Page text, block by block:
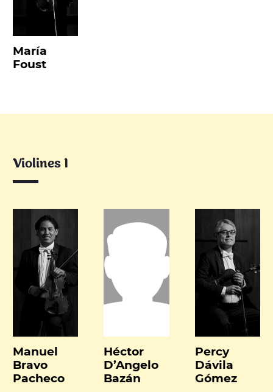
María
Foust
Violines I
Manuel
Bravo
Pacheco
Héctor
D’Angelo
Bazán
Percy
Dávila
Gómez